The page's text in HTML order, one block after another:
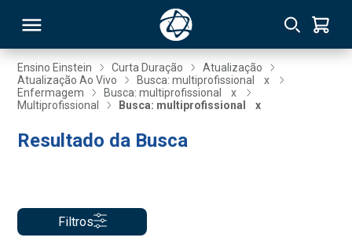
Ensino Einstein Curta Duração
Atualização
Atualização Ao Vivo
Busca: multiprofissional
x
Enfermagem
Busca: multiprofissional
x
Multiprofissional
Busca: multiprofissional x
Resultado da Busca
Filtros